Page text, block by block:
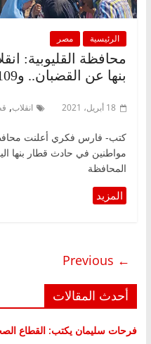
الرئيسية مصر
بنها عن القضبان.. و109 مصابين حتى الآن
18 أبريل، 2021 انقلاب,
مواطنين في حادث قطار بنها
المحافظة
← Previous
أحدث المقالات
فرحات سليمان يكتب: القطاع